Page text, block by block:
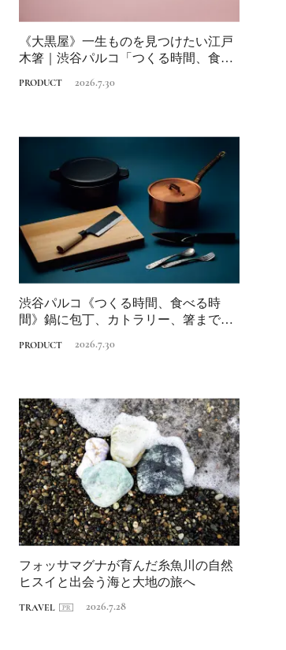
《大黒屋》一生ものを見つけたい江戸
木箸｜渋谷パルコ「つくる時間、食べ
PRODUCT 2026.7.30
渋谷パルコ《つくる時間、食べる時
間》鍋に包丁、カトラリー、箸まで…
PRODUCT 2026.7.30
フォッサマグナが育んだ糸魚川の自然
ヒスイと出会う海と大地の旅へ
TRAVEL 2026.7.28